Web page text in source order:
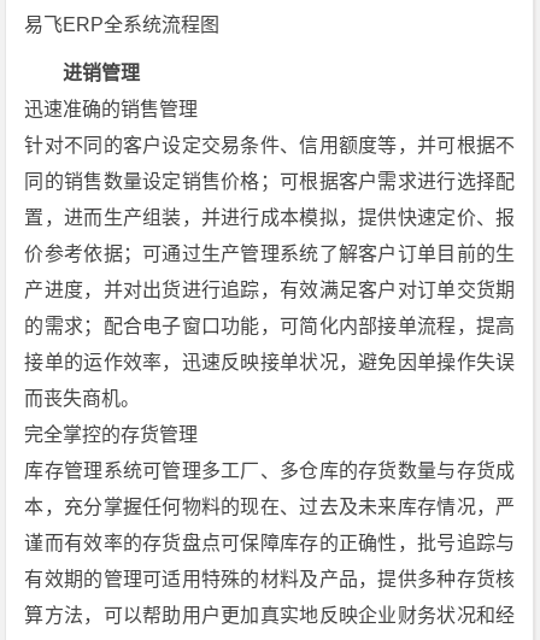
易飞ERP全系统流程图
进销管理
迅速准确的销售管理
针对不同的客户设定交易条件、信用额度等，并可根据不
同的销售数量设定销售价格；可根据客户需求进行选择配
置，进而生产组装，并进行成本模拟，提供快速定价、报
价参考依据；可通过生产管理系统了解客户订单目前的生
产进度，并对出货进行追踪，有效满足客户对订单交货期
的需求；配合电子窗口功能，可简化内部接单流程，提高
接单的运作效率，迅速反映接单状况，避免因单操作失误
而丧失商机。
完全掌控的存货管理
库存管理系统可管理多工厂、多仓库的存货数量与存货成
本，充分掌握任何物料的现在、过去及未来库存情况，严
谨而有效率的存货盘点可保障库存的正确性，批号追踪与
有效期的管理可适用特殊的材料及产品，提供多种存货核
算方法，可以帮助用户更加真实地反映企业财务状况和经